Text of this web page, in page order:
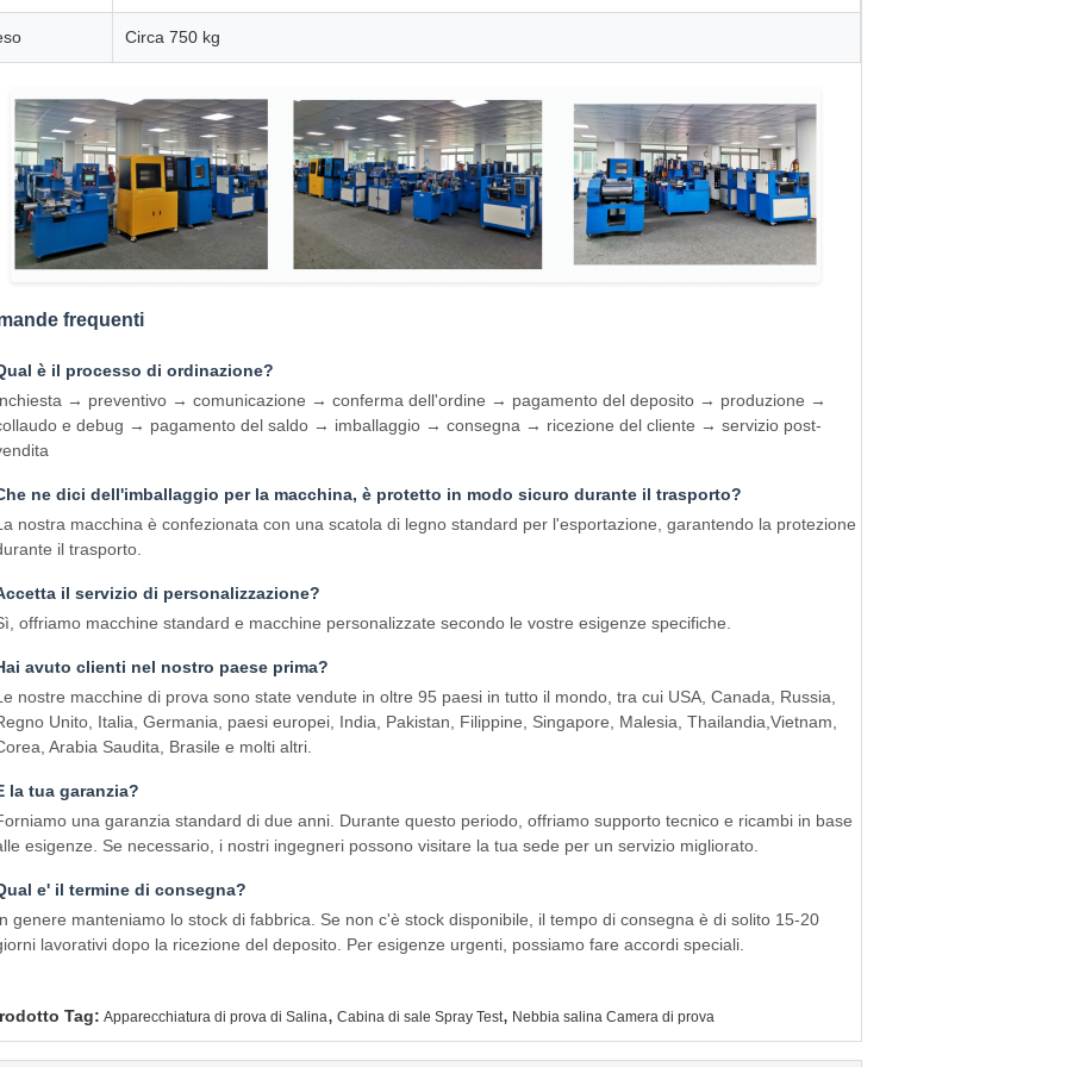
Circa 750 kg
frequenti
è il processo di ordinazione?
→ preventivo → comunicazione → conferma dell'ordine → pagamento del deposito → produzione →
e debug → pagamento del saldo → imballaggio → consegna → ricezione del cliente → servizio post-
ne dici dell'imballaggio per la macchina, è protetto in modo sicuro durante il trasporto?
nostra macchina è confezionata con una scatola di legno standard per l'esportazione, garantendo la protezione
il trasporto.
il servizio di personalizzazione?
offriamo macchine standard e macchine personalizzate secondo le vostre esigenze specifiche.
avuto clienti nel nostro paese prima?
nostre macchine di prova sono state vendute in oltre 95 paesi in tutto il mondo, tra cui USA, Canada, Russia,
Unito, Italia, Germania, paesi europei, India, Pakistan, Filippine, Singapore, Malesia, Thailandia,Vietnam,
Arabia Saudita, Brasile e molti altri.
la tua garanzia?
una garanzia standard di due anni. Durante questo periodo, offriamo supporto tecnico e ricambi in base
esigenze. Se necessario, i nostri ingegneri possono visitare la tua sede per un servizio migliorato.
e' il termine di consegna?
genere manteniamo lo stock di fabbrica. Se non c'è stock disponibile, il tempo di consegna è di solito 15-20
lavorativi dopo la ricezione del deposito. Per esigenze urgenti, possiamo fare accordi speciali.
Tag: Apparecchiatura di prova di Salina, Cabina di sale Spray Test, Nebbia salina Camera di prova